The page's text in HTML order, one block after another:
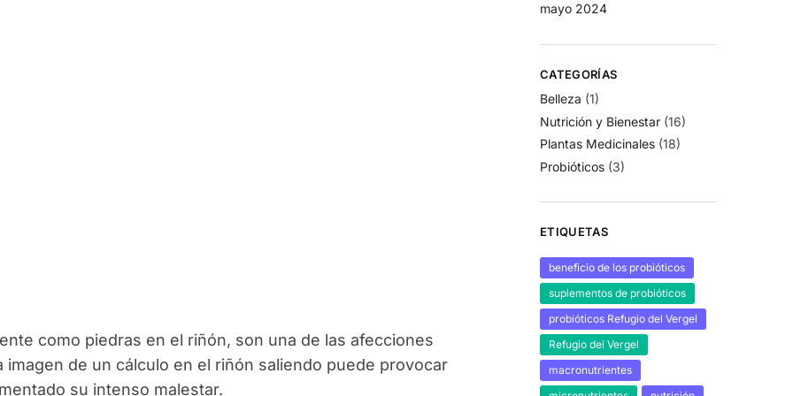
como piedras en el riñón, son una de las afecciones
de un cálculo en el riñón saliendo puede provocar
su intenso malestar.
mayo 2024
CATEGORÍAS
Belleza (1)
Nutrición y Bienestar (16)
Plantas Medicinales (18)
Probióticos (3)
ETIQUETAS
beneficio de los probióticos
suplementos de probióticos
probióticos Refugio del Vergel
Refugio del Vergel
macronutrientes